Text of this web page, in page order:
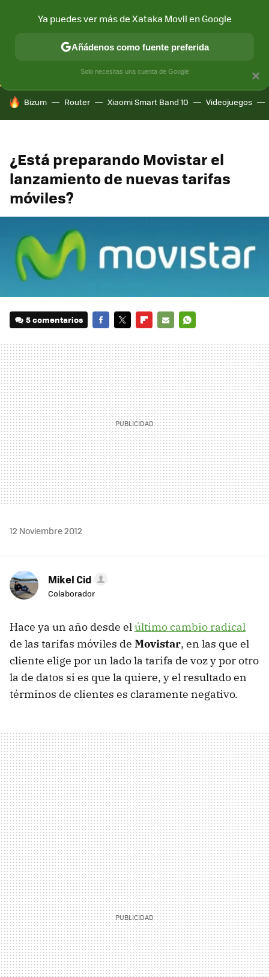
CONECTIVIDAD MÓVIL Y SOCIEDAD APLICACIONES
HOY SE HABLA DE
Bizum Router Xiaomi Smart Band 10 Videojuegos
¿Está preparando Movistar el
lanzamiento de nuevas tarifas
móviles?
5 comentarios
MAIL
12 Noviembre 2012
Mikel Cid
Colaborador
Hace ya un año desde elúltimo cambio radical
de las tarifas móviles de Movistar, en las que el
cliente elige por un lado la tarifa de voz y por otro
la de datos si es que la quiere, y el resultado en
términos de clientes es claramente negativo.
×
Ya puedes ver más de Xataka Movil en Google
Añádenos como fuente preferida
Solo necesitas una cuenta de Google